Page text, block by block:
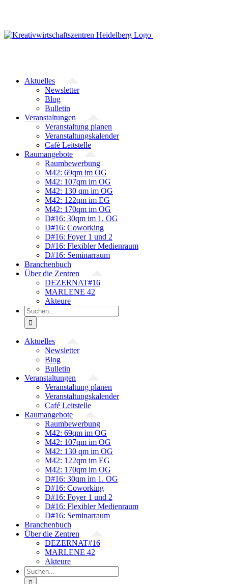
Aktuelles
Newsletter
Blog
Bulletin
Veranstaltungen
Veranstaltung planen
Veranstaltungskalender
Café Leitstelle
Raumangebote
Raumbewerbung
M42: 69qm im OG
M42: 107qm im OG
M42: 130 qm im OG
M42: 122qm im EG
M42: 170qm im OG
D#16: 30qm im 1. OG
D#16: Coworking
D#16: Foyer 1 und 2
D#16: Flexibler Medienraum
D#16: Seminarraum
Branchenbuch
Über die Zentren
DEZERNAT#16
MARLENE 42
Akteure
Suche
nach:
Aktuelles
Newsletter
Blog
Bulletin
Veranstaltungen
Veranstaltung planen
Veranstaltungskalender
Café Leitstelle
Raumangebote
Raumbewerbung
M42: 69qm im OG
M42: 107qm im OG
M42: 130 qm im OG
M42: 122qm im EG
M42: 170qm im OG
D#16: 30qm im 1. OG
D#16: Coworking
D#16: Foyer 1 und 2
D#16: Flexibler Medienraum
D#16: Seminarraum
Branchenbuch
Über die Zentren
DEZERNAT#16
MARLENE 42
Akteure
Suche
nach: